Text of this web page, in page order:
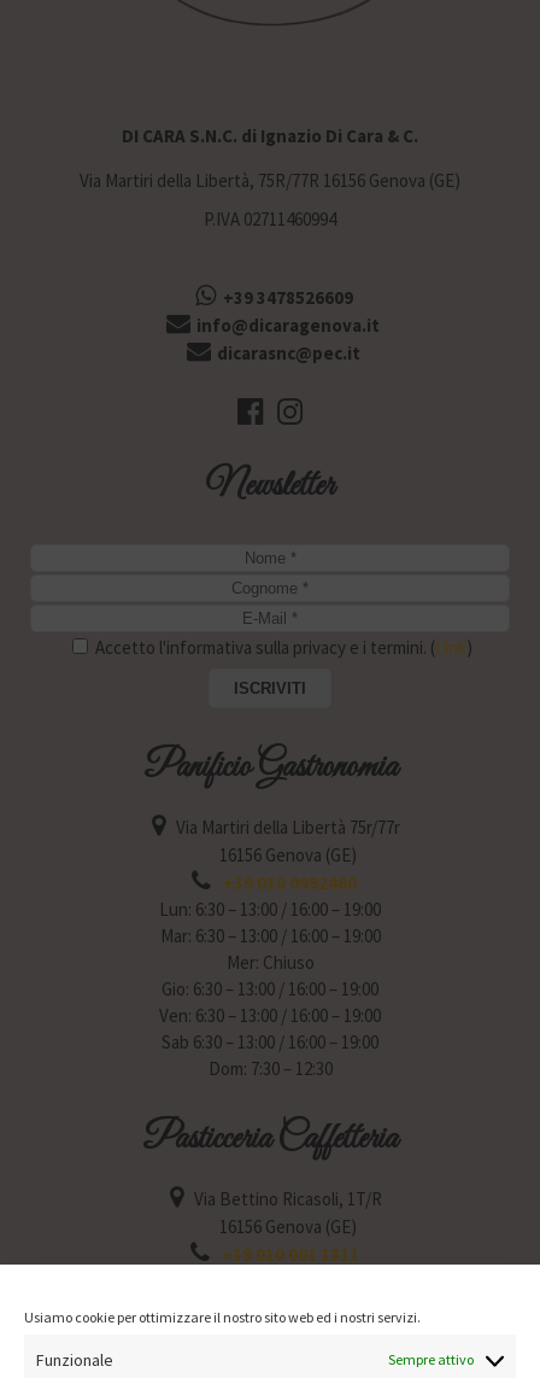
Usiamo cookie per ottimizzare il nostro sito web ed i nostri servizi.
Funzionale Sempre attivo
DI CARA S.N.C. di Ignazio Di Cara & C.
Via Martiri della Libertà, 75R/77R 16156 Genova (GE)
P.IVA 02711460994
+39 3478526609
info@dicaragenova.it
dicarasnc@pec.it
Newsletter
Accetto l'informativa sulla privacy e i termini. (Link)
Panificio Gastronomia
Via Martiri della Libertà 75r/77r
16156 Genova (GE)
+39 010 0992460
Lun: 6:30 – 13:00 / 16:00 – 19:00
Mar: 6:30 – 13:00 / 16:00 – 19:00
Mer: Chiuso
Gio: 6:30 – 13:00 / 16:00 – 19:00
Ven: 6:30 – 13:00 / 16:00 – 19:00
Sab 6:30 – 13:00 / 16:00 – 19:00
Dom: 7:30 – 12:30
Pasticceria Caffetteria
Via Bettino Ricasoli, 1T/R
16156 Genova (GE)
+39 010 001 1811
Mar: 6:30 – 12:30 / 15:30 – 19:30